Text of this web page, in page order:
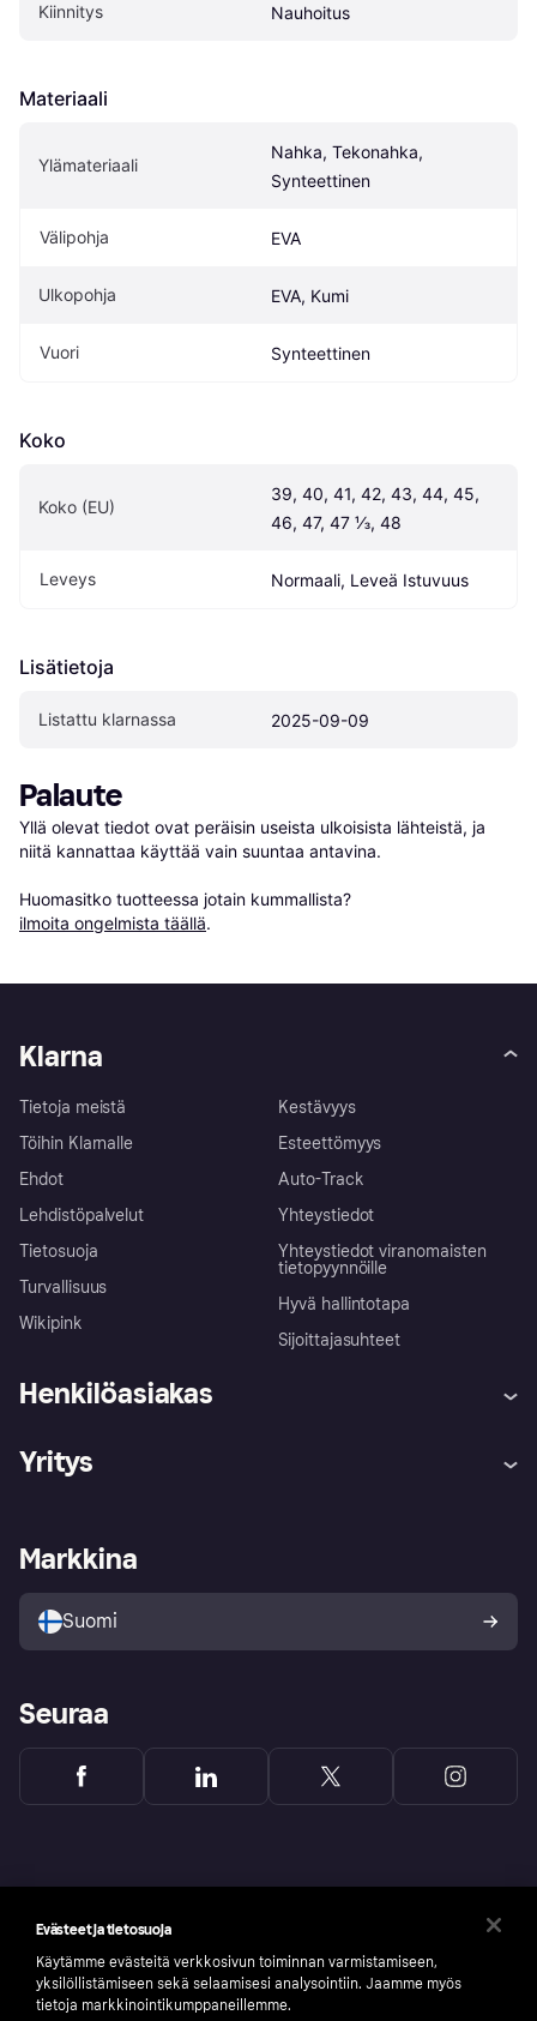
Kiinnitys Nauhoitus
Materiaali
Ylämateriaali
Nahka, Tekonahka,
Synteettinen
Välipohja EVA
Ulkopohja EVA, Kumi
Vuori Synteettinen
Koko
Koko (EU)
39, 40, 41, 42, 43, 44, 45,
46, 47, 47 ⅓, 48
Leveys Normaali, Leveä Istuvuus
Lisätietoja
Listattu klarnassa 2025-09-09
Palaute
Yllä olevat tiedot ovat peräisin useista ulkoisista lähteistä, ja
niitä kannattaa käyttää vain suuntaa antavina.
Huomasitko tuotteessa jotain kummallista?
ilmoita ongelmista täällä.
Klarna
Tietoja meistä
Töihin Klarnalle
Ehdot
Lehdistöpalvelut
Tietosuoja
Turvallisuus
Wikipink
Kestävyys
Esteettömyys
Auto-Track
Yhteystiedot
Yhteystiedot viranomaisten
tietopyynnöille
Hyvä hallintotapa
Sijoittajasuhteet
Henkilöasiakas
Ohje
Kirjaudu sisään
Tutustu kauppoihin
Ostajan turva
Yritys
Kirjaudu sisään yrityksenä
Markkina
Suomi
Seuraa
Evästeet ja tietosuoja
Käytämme evästeitä verkkosivun toiminnan varmistamiseen,
yksilöllistämiseen sekä selaamisesi analysointiin. Jaamme myös
tietoja markkinointikumppaneillemme.